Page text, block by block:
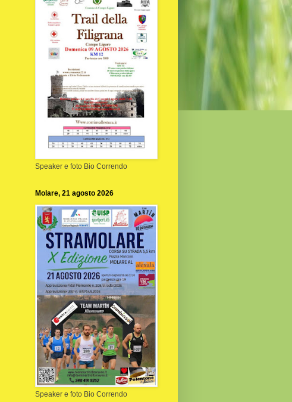
Speaker e foto Bio Correndo
Molare, 21 agosto 2026
Speaker e foto Bio Correndo